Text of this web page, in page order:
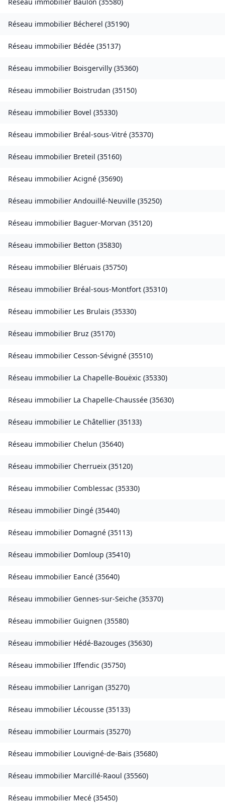
Réseau immobilier Baulon (35580)
Réseau immobilier Bécherel (35190)
Réseau immobilier Bédée (35137)
Réseau immobilier Boisgervilly (35360)
Réseau immobilier Boistrudan (35150)
Réseau immobilier Bovel (35330)
Réseau immobilier Bréal-sous-Vitré (35370)
Réseau immobilier Breteil (35160)
Réseau immobilier Acigné (35690)
Réseau immobilier Andouillé-Neuville (35250)
Réseau immobilier Baguer-Morvan (35120)
Réseau immobilier Betton (35830)
Réseau immobilier Bléruais (35750)
Réseau immobilier Bréal-sous-Montfort (35310)
Réseau immobilier Les Brulais (35330)
Réseau immobilier Bruz (35170)
Réseau immobilier Cesson-Sévigné (35510)
Réseau immobilier La Chapelle-Bouëxic (35330)
Réseau immobilier La Chapelle-Chaussée (35630)
Réseau immobilier Le Châtellier (35133)
Réseau immobilier Chelun (35640)
Réseau immobilier Cherrueix (35120)
Réseau immobilier Comblessac (35330)
Réseau immobilier Dingé (35440)
Réseau immobilier Domagné (35113)
Réseau immobilier Domloup (35410)
Réseau immobilier Eancé (35640)
Réseau immobilier Gennes-sur-Seiche (35370)
Réseau immobilier Guignen (35580)
Réseau immobilier Hédé-Bazouges (35630)
Réseau immobilier Iffendic (35750)
Réseau immobilier Lanrigan (35270)
Réseau immobilier Lécousse (35133)
Réseau immobilier Lourmais (35270)
Réseau immobilier Louvigné-de-Bais (35680)
Réseau immobilier Marcillé-Raoul (35560)
Réseau immobilier Mecé (35450)